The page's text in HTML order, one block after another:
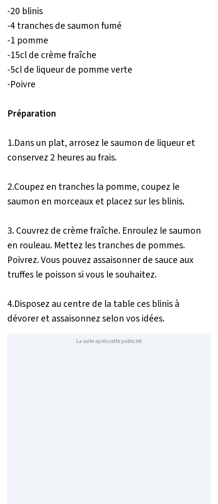
-20 blinis
-4 tranches de saumon fumé
-1 pomme
-15cl de crème fraîche
-5cl de liqueur de pomme verte
-Poivre
Préparation
1.Dans un plat, arrosez le saumon de liqueur et
conservez 2 heures au frais.
2.Coupez en tranches la pomme, coupez le
saumon en morceaux et placez sur les blinis.
3. Couvrez de crème fraîche. Enroulez le saumon
en rouleau. Mettez les tranches de pommes.
Poivrez. Vous pouvez assaisonner de sauce aux
truffes le poisson si vous le souhaitez.
4.Disposez au centre de la table ces blinis à
dévorer et assaisonnez selon vos idées.
La suite après cette publicité